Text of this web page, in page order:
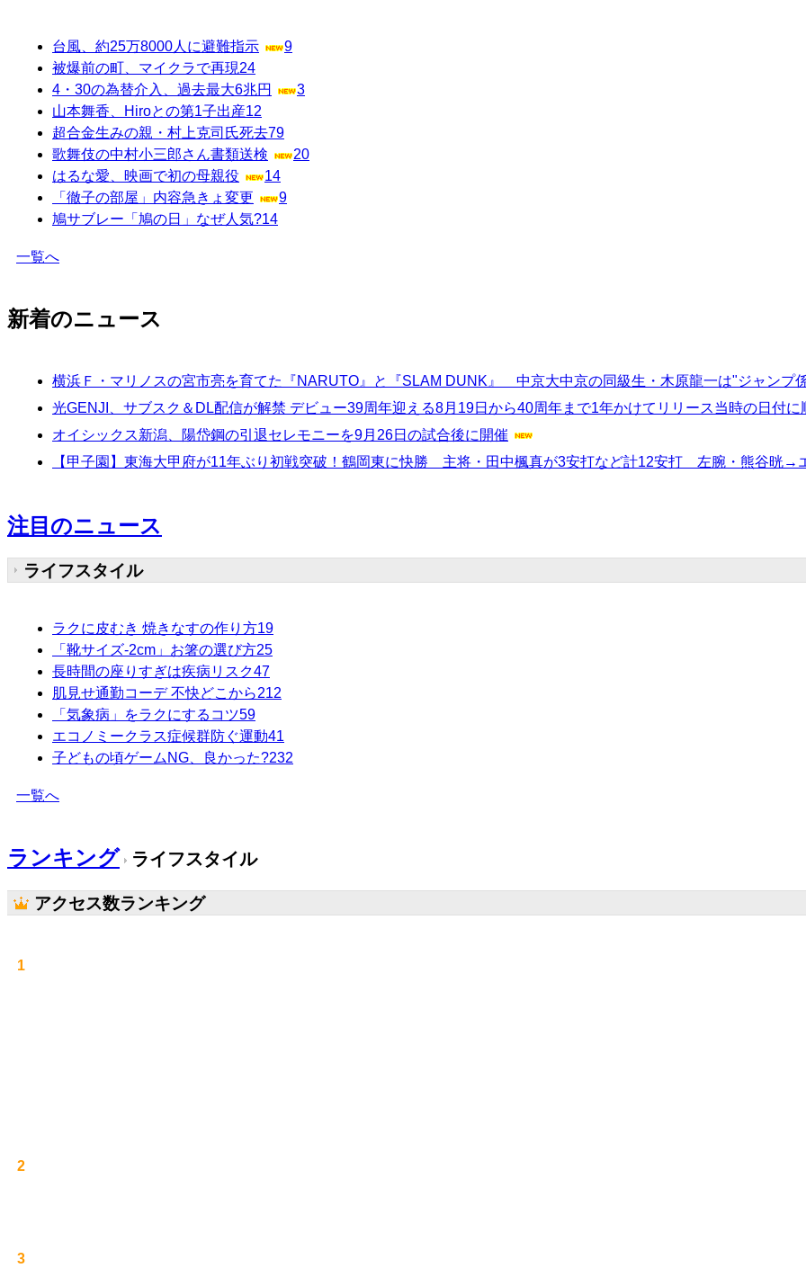
台風、約25万8000人に避難指示
9
被爆前の町、マイクラで再現24
4・30の為替介入、過去最大6兆円
3
山本舞香、Hiroとの第1子出産12
超合金生みの親・村上克司氏死去79
歌舞伎の中村小三郎さん書類送検
20
はるな愛、映画で初の母親役
14
「徹子の部屋」内容急きょ変更
9
鳩サブレー「鳩の日」なぜ人気?14
一覧へ
新着のニュース
横浜Ｆ・マリノスの宮市亮を育てた『NARUTO』と『SLAM DUNK』 中京大中京の同級生・木原龍一は"ジャンプ
光GENJI、サブスク＆DL配信が解禁 デビュー39周年迎える8月19日から40周年まで1年かけてリリース当時の日付に
オイシックス新潟、陽岱鋼の引退セレモニーを9月26日の試合後に開催
【甲子園】東海大甲府が11年ぶり初戦突破！鶴岡東に快勝 主将・田中楓真が3安打など計12安打 左腕・熊谷晄→
注目のニュース
ライフスタイル
ラクに皮むき 焼きなすの作り方19
「靴サイズ-2cm」お箸の選び方25
長時間の座りすぎは疾病リスク47
肌見せ通勤コーデ 不快どこから212
「気象病」をラクにするコツ59
エコノミークラス症候群防ぐ運動41
子どもの頃ゲームNG、良かった?232
一覧へ
ランキング ライフスタイル
アクセス数ランキング
1
2
3